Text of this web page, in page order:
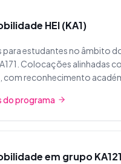
HEI (KA1)
para estudantes no âmbito
Colocações alinhadas
com reconhecimento
do programa
em grupo